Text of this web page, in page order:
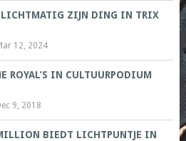
ZIJN DING IN TRIX
12, 2024
ROYAL’S IN CULTUURPODIUM
9, 2018
BIEDT LICHTPUNTJE IN